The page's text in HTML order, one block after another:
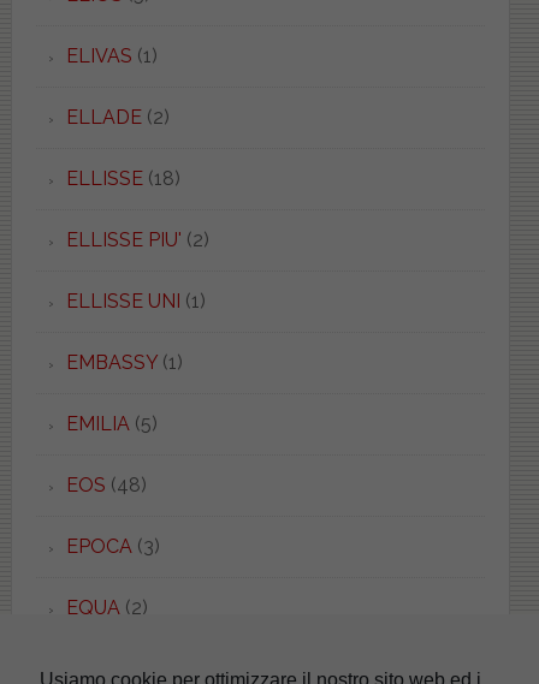
ELIVAS (1)
ELLADE(2)
ELLISSE(18)
ELLISSE PIU' (2)
ELLISSE UNI (1)
EMBASSY(1)
EMILIA (5)
EOS (48)
EPOCA (3)
EQUA (2)
ERGO (1)
Usiamo cookie per ottimizzare il nostro sito web ed i